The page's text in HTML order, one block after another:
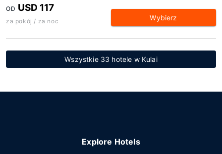
OD USD 117
za pokój / za noc Wybierz
Wszystkie 33 hotele w Kulai
Explore Hotels